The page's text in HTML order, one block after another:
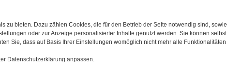
zu bieten. Dazu zählen Cookies, die für den Betrieb der Seite notwendig sind, sowie
oder zur Anzeige personalisierter Inhalte genutzt werden. Sie können selbst
Sie, dass auf Basis Ihrer Einstellungen womöglich nicht mehr alle Funktionalitäten
Datenschutzerklärung anpassen.